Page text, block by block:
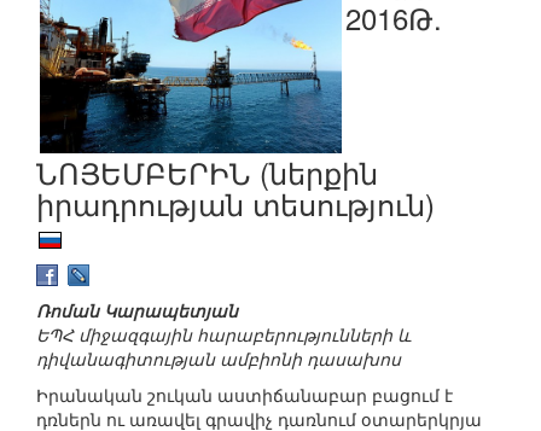
2016Թ.
ՆՈՅԵՄԲԵՐԻՆ (ներքին
իրադրության տեսություն)
Ռոման Կարապետյան
ԵՊՀ միջազգային հարաբերությունների և
դիվանագիտության ամբիոնի դասախոս
Իրանական շուկան աստիճանաբար բացում է
դռներն ու առավել գրավիչ դառնում օտարերկրյա